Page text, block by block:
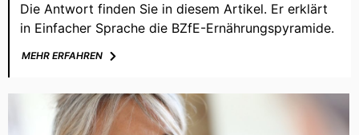
Die Antwort finden Sie in diesem Artikel. Er erklärt
in Einfacher Sprache die BZfE-Ernährungspyramide.
MEHR ERFAHREN